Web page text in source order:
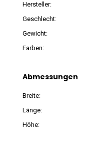
Hersteller:
Geschlecht:
Gewicht:
Farben:
Abmessungen
Breite:
Länge:
Höhe: